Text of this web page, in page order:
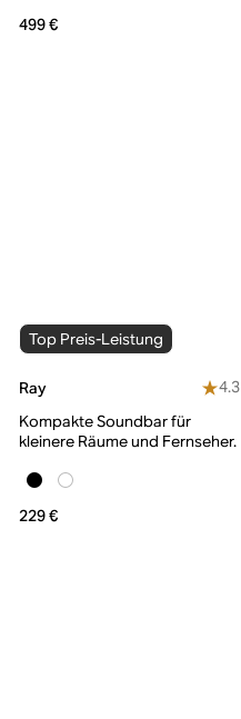
499 €
Top Preis-Leistung
Ray
4.3
Kompakte Soundbar für
kleinere Räume und Fernseher.
229 €